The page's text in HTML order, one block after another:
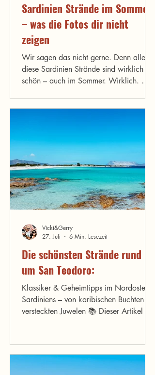
Sardinien Strände im Sommer
– was die Fotos dir nicht
zeigen
Wir sagen das nicht gerne. Denn alle
diese Sardinien Strände sind wirklich
schön – auch im Sommer. Wirklich. Wir
mit Gästen über die Insel fahren und ihre
Gesichter sehen wenn sie nach einer
Stunde Parkplatzsuche endlich am
Strand ankommen und feststellen dass
dort kein Platz mehr ist – schreiben wir
diesen Artikel. Falls du dein
Die schönsten Strände rund
um San Teodoro:
Klassiker & Geheimtipps im Nordosten
Sardiniens – von karibischen Buchten bis
versteckten Juwelen 📚 Dieser Artikel ist
findest du Traumstrände in allen
Regionen der Insel! Stell dir vor: Du
stehst barfuß im feinen, hellen Sand, vor
Vicki&Gerry
27. Juli
6 Min. Lesezeit